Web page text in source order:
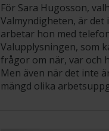
För Sara Hugosson,
Valmyndigheten, är det
arbetar hon med
Valupplysningen, som
frågor om när, var och
Men även när det inte
mängd olika